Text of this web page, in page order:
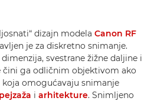
dizajn modela Canon RF
je za diskretno snimanje.
svestrane žižne daljine i
čini ga odličnim objektivom ako
omogućavaju snimanje
i arhitekture. Snimljeno